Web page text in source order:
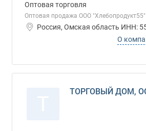
Оптовая торговля
Оптовая продажа ООО "Хлебопродукт55"
Россия, Омская область ИНН:
О
ТОРГОВЫЙ ДОМ,